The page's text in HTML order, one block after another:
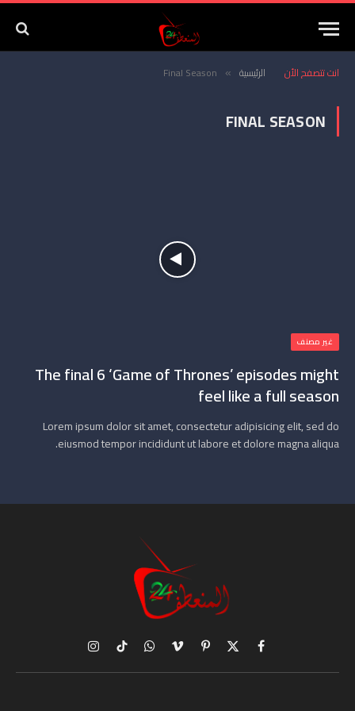
انت تتصفح الأن الرئيسية »
Final Season
FINAL SEASON
غير مصنف
The final 6 ‘Game of Thrones’ episodes might
feel like a full season
Lorem ipsum dolor sit amet, consectetur adipisicing elit, sed do
eiusmod tempor incididunt ut labore et dolore magna aliqua.
فيسبوك
X
(Twitter)
بينتيريستفيميوواتسابتيكتوكالانستغرام